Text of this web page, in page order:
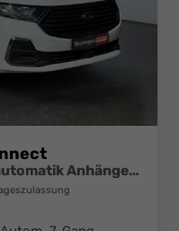
Titanium 1,5 7 Sitzer Klimaautomatik Anhängerkupplung Sitzheizung Einparkhilfe Kamera 17 Zoll Leichtmetall ACC